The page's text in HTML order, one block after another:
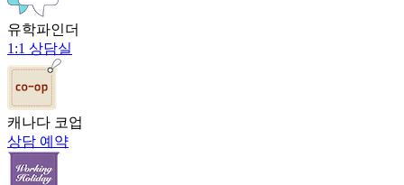
유학파인더
1:1 상담실
캐나다 코업
상담 예약